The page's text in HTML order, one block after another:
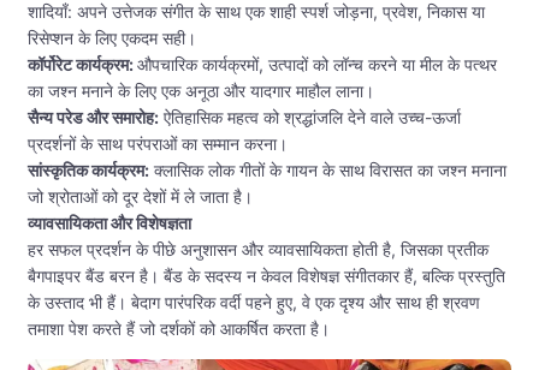
शादियाँ: अपने उत्तेजक संगीत के साथ एक शाही स्पर्श जोड़ना, प्रवेश, निकास या
रिसेप्शन के लिए एकदम सही।
कॉर्पोरेट कार्यक्रम:औपचारिक कार्यक्रमों, उत्पादों को लॉन्च करने या मील के पत्थर
का जश्न मनाने के लिए एक अनूठा और यादगार माहौल लाना।
सैन्य परेड और समारोह: ऐतिहासिक महत्व को श्रद्धांजलि देने वाले उच्च-ऊर्जा
प्रदर्शनों के साथ परंपराओं का सम्मान करना।
सांस्कृतिक कार्यक्रम: क्लासिक लोक गीतों के गायन के साथ विरासत का जश्न मनाना
जो श्रोताओं को दूर देशों में ले जाता है।
व्यावसायिकता और विशेषज्ञता
हर सफल प्रदर्शन के पीछे अनुशासन और व्यावसायिकता होती है, जिसका प्रतीक
बैगपाइपर बैंड बरन है। बैंड के सदस्य न केवल विशेषज्ञ संगीतकार हैं, बल्कि प्रस्तुति
के उस्ताद भी हैं। बेदाग पारंपरिक वर्दी पहने हुए, वे एक दृश्य और साथ ही श्रवण
तमाशा पेश करते हैं जो दर्शकों को आकर्षित करता है।